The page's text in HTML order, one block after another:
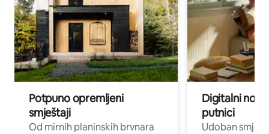
Potpuno opremljeni
smještaji
Od mirnih planinskih brvnara
Digitalni
putnici
Udoban